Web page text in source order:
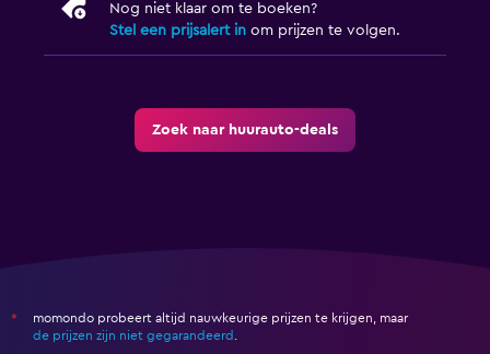
Nog niet klaar om te boeken?
Stel een prijsalert in om prijzen te volgen.
Zoek naar huurauto-deals
*
momondo probeert altijd nauwkeurige prijzen te krijgen, maar
de prijzen zijn niet gegarandeerd